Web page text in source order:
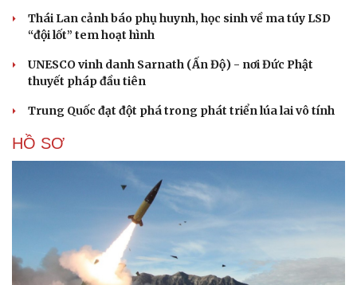
Thái Lan cảnh báo phụ huynh, học sinh về ma túy LSD
“đội lốt” tem hoạt hình
UNESCO vinh danh Sarnath (Ấn Độ) - nơi Đức Phật
thuyết pháp đầu tiên
Trung Quốc đạt đột phá trong phát triển lúa lai vô tính
HỒ SƠ